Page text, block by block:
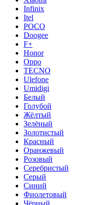
Infinix
Itel
POCO
Doogee
F+
Honor
Oppo
TECNO
Ulefone
Umidigi
Белый
Голубой
Жёлтый
Зелёный
Золотистый
Красный
Оранжевый
Розовый
Серебристый
Серый
Синий
Фиолетовый
Чёрный